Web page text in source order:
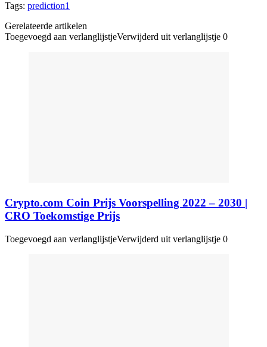
Tags: prediction1
Gerelateerde artikelen
Toegevoegd aan verlanglijstjeVerwijderd uit verlanglijstje 0
Crypto.com Coin Prijs Voorspelling 2022 – 2030 |
CRO Toekomstige Prijs
Toegevoegd aan verlanglijstjeVerwijderd uit verlanglijstje 0